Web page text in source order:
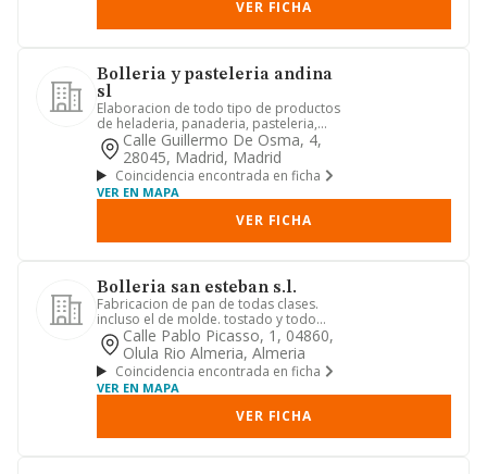
VER FICHA
Bolleria y pasteleria andina
sl
Elaboracion de todo tipo de productos
de heladeria, panaderia, pasteleria,
bolleria, reposteria y s...
Calle Guillermo De Osma, 4,
28045, Madrid, Madrid
Coincidencia encontrada en ficha
VER EN MAPA
VER FICHA
Bolleria san esteban s.l.
Fabricacion de pan de todas clases.
incluso el de molde. tostado y todo
tipo de bolleria asi como e...
Calle Pablo Picasso, 1, 04860,
Olula Rio Almeria, Almeria
Coincidencia encontrada en ficha
VER EN MAPA
VER FICHA